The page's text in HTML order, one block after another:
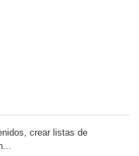
crear listas de